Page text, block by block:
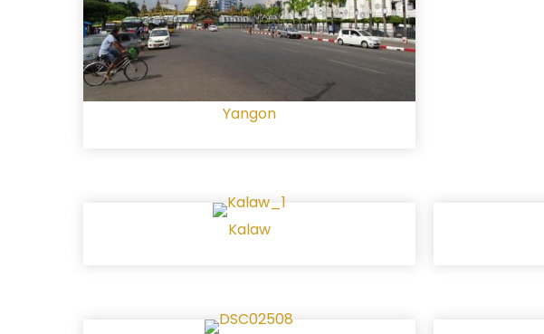
Yangon
Kalaw